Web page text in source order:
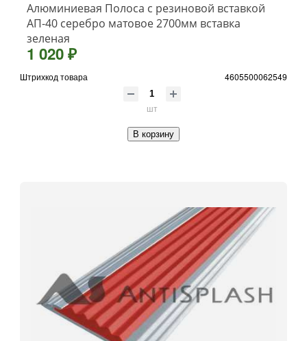
Алюминиевая Полоса с резиновой вставкой
АП-40 серебро матовое 2700мм вставка
зеленая
1 020 ₽
Штрихкод товара 4605500062549
шт
В корзину